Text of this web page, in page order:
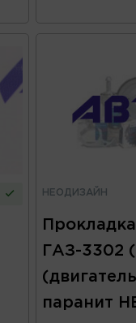
НЕОДИЗАЙН
ГАЗ-3302
паранит